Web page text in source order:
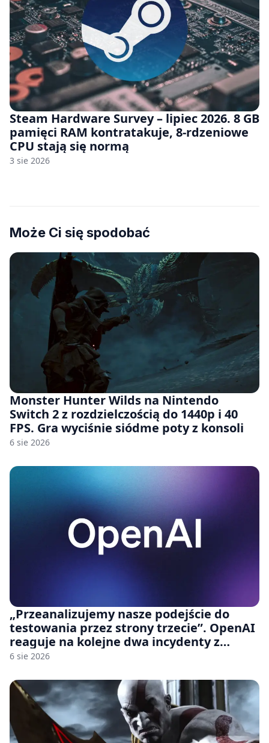
Steam Hardware Survey – lipiec 2026. 8 GB
pamięci RAM kontratakuje, 8-rdzeniowe
CPU stają się normą
3 sie 2026
Może Ci się spodobać
Monster Hunter Wilds na Nintendo
Switch 2 z rozdzielczością do 1440p i 40
FPS. Gra wyciśnie siódme poty z konsoli
6 sie 2026
„Przeanalizujemy nasze podejście do
testowania przez strony trzecie”. OpenAI
reaguje na kolejne dwa incydenty z
udziałem autorskich modeli
6 sie 2026